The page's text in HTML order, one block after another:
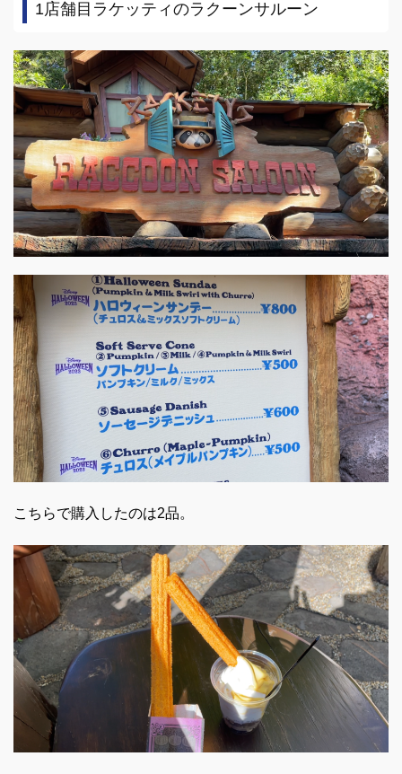
1店舗目ラケッティのラクーンサルーン
こちらで購入したのは2品。